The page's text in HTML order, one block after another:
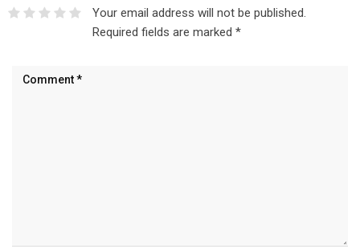
Your email address will not be published.
Required fields are marked *